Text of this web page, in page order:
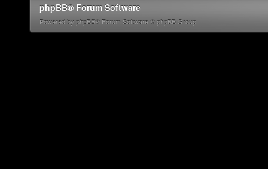
phpBB® Forum Software
Powered by phpBB® Forum Software © phpBB Group